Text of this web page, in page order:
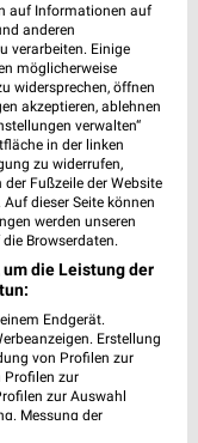
Schließt in 43 Min.
Geöffnet
auf Informationen auf
anderen
verarbeiten. Einige
möglicherweise
widersprechen, öffnen
akzeptieren, ablehnen
verwalten“
in der linken
zu widerrufen,
Fußzeile der Website
dieser Seite können
werden unseren
Browserdaten.
die Leistung der
Endgerät.
Erstellung
von Profilen zur
Profilen zur
zur Auswahl
Messung der